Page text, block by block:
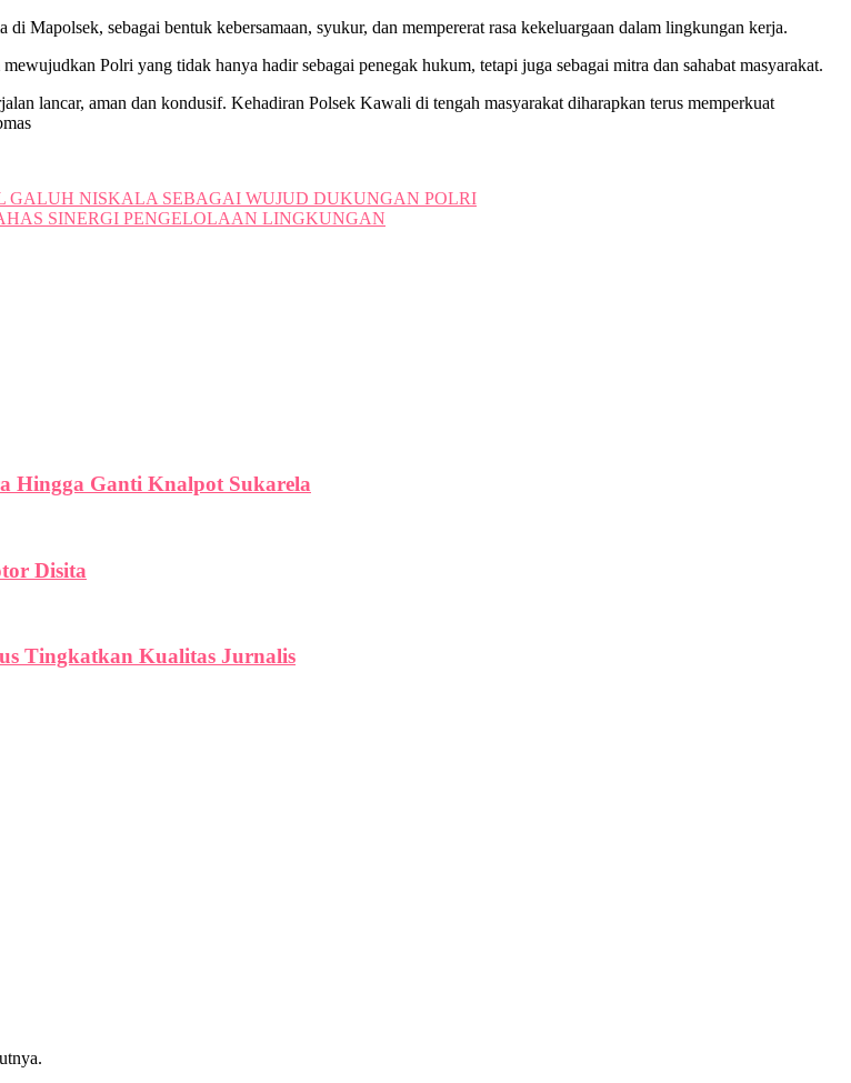
Mapolsek, sebagai bentuk kebersamaan, syukur, dan mempererat rasa kekeluargaan dalam lingkungan kerja.
Polri yang tidak hanya hadir sebagai penegak hukum, tetapi juga sebagai mitra dan sahabat masyarakat.
lancar, aman dan kondusif. Kehadiran Polsek Kawali di tengah masyarakat diharapkan terus memperkuat
GALUH NISKALA SEBAGAI WUJUD DUKUNGAN POLRI
SINERGI PENGELOLAAN LINGKUNGAN
Hingga Ganti Knalpot Sukarela
Disita
Tingkatkan Kualitas Jurnalis